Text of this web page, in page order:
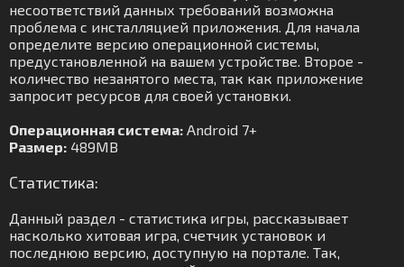
несоответствий данных требований возможна
проблема с инсталляцией приложения. Для начала
определите версию операционной системы,
предустановленной на вашем устройстве. Второе -
количество незанятого места, так как приложение
запросит ресурсов для своей установки.
Операционная система: Android 7+
Размер: 489MB
Статистика:
Данный раздел - статистика игры, рассказывает
насколько хитовая игра, счетчик установок и
последнюю версию, доступную на портале. Так,